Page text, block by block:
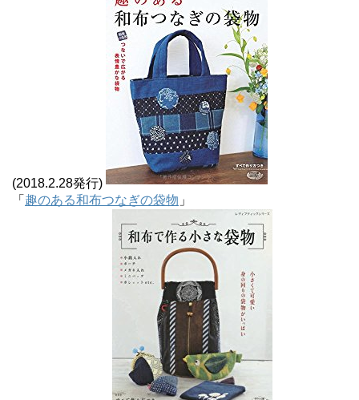
(2018.2.28発行)
「 趣のある和布つなぎの袋物 」